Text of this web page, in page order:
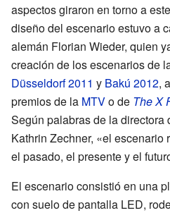
aspectos giraron en torno a
diseño del escenario estuvo a
alemán Florian Wieder, quien
creación de los escenarios de
Düsseldorf 2011 y Bakú 2012,
premios de la MTVo de The X
Según palabras de la directora
Kathrin Zechner, «el escenario
el pasado, el presente y el
El escenario consistió en una
con suelo de pantalla LED,